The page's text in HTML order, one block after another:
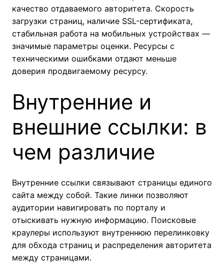
качество отдаваемого авторитета. Скорость
загрузки страниц, наличие SSL-сертификата,
стабильная работа на мобильных устройствах —
значимые параметры оценки. Ресурсы с
техническими ошибками отдают меньше
доверия продвигаемому ресурсу.
Внутренние и
внешние ссылки: в
чем различие
Внутренние ссылки связывают страницы единого
сайта между собой. Такие линки позволяют
аудитории навигировать по порталу и
отыскивать нужную информацию. Поисковые
краулеры используют внутреннюю перелинковку
для обхода страниц и распределения авторитета
между страницами.